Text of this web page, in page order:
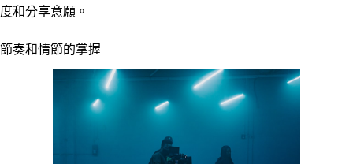
度和分享意願。
節奏和情節的掌握